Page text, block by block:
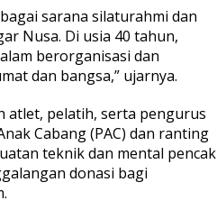
sarana silaturahmi dan
Nusa. Di usia 40 tahun,
berorganisasi dan
dan bangsa,” ujarnya.
atlet, pelatih, serta pengurus
Cabang (PAC) dan ranting
teknik dan mental pencak
donasi bagi